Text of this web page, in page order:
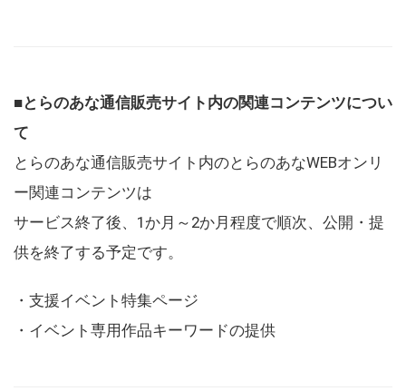
■とらのあな通信販売サイト内の関連コンテンツについ
て
とらのあな通信販売サイト内のとらのあなWEBオンリ
ー関連コンテンツは
サービス終了後、1か月～2か月程度で順次、公開・提
供を終了する予定です。
・支援イベント特集ページ
・イベント専用作品キーワードの提供